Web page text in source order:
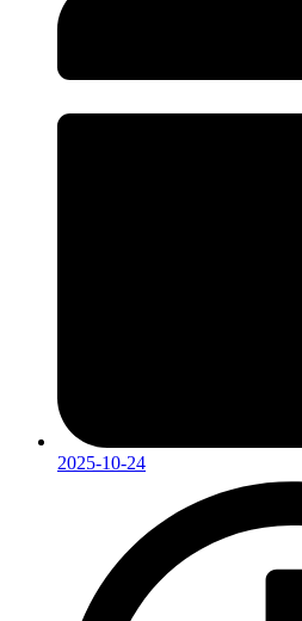
2025-10-24